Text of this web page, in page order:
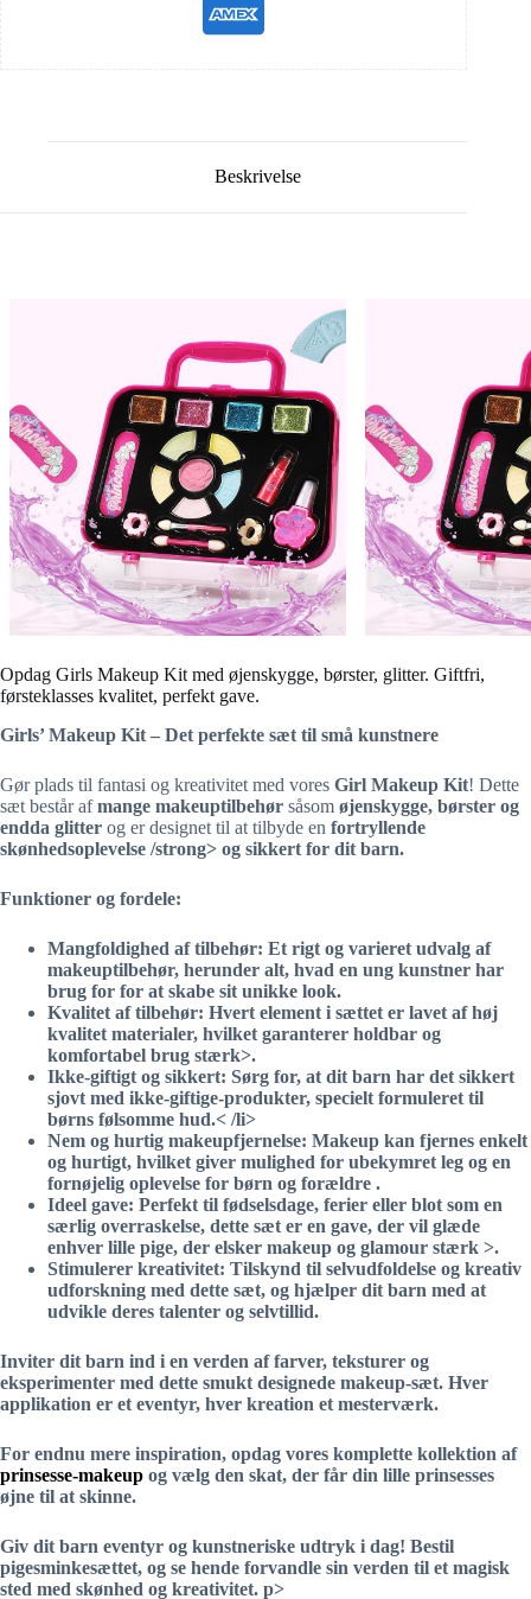
Beskrivelse
Opdag Girls Makeup Kit med øjenskygge, børster, glitter. Giftfri,
førsteklasses kvalitet, perfekt gave.
Girls’ Makeup Kit – Det perfekte sæt til små kunstnere
Gør plads til fantasi og kreativitet med vores Girl Makeup Kit! Dette
sæt består afmange makeuptilbehør såsom øjenskygge, børster og
endda glitter og er designet til at tilbyde en fortryllende
skønhedsoplevelse /strong> og sikkert for dit barn.
Funktioner og fordele:
Mangfoldighed af tilbehør: Et rigt og varieret udvalg af
makeuptilbehør, herunder alt, hvad en ung kunstner har
brug for for at skabe sit unikke look.
Kvalitet af tilbehør: Hvert element i sættet er lavet afhøj
kvalitet materialer, hvilket garanterer holdbar og
komfortabel brug stærk>.
Ikke-giftigt og sikkert: Sørg for, at dit barn har det sikkert
sjovt med ikke-giftige-produkter, specielt formuleret til
børns følsomme hud.< /li>
Nem og hurtig makeupfjernelse: Makeup kan fjernes enkelt
og hurtigt, hvilket giver mulighed for ubekymret leg og en
fornøjelig oplevelse for børn og forældre .
Ideel gave: Perfekt til fødselsdage, ferier eller blot som en
særlig overraskelse, dette sæt er en gave, der vil glæde
enhver lille pige, der elsker makeup og glamour stærk >.
Stimulerer kreativitet: Tilskynd til selvudfoldelse og kreativ
udforskning med dette sæt, og hjælper dit barn med at
udvikle deres talenter og selvtillid.
Inviter dit barn ind i en verden af ​​farver, teksturer og
eksperimenter med dette smukt designede makeup-sæt. Hver
applikation er et eventyr, hver kreation et mesterværk.
For endnu mere inspiration, opdag vores komplette kollektion af
prinsesse-makeup og vælg den skat, der får din lille prinsesses
øjne til at skinne.
Giv dit barn eventyr og kunstneriske udtryk i dag! Bestil
pigesminkesættet, og se hende forvandle sin verden til et magisk
sted med skønhed og kreativitet. p>